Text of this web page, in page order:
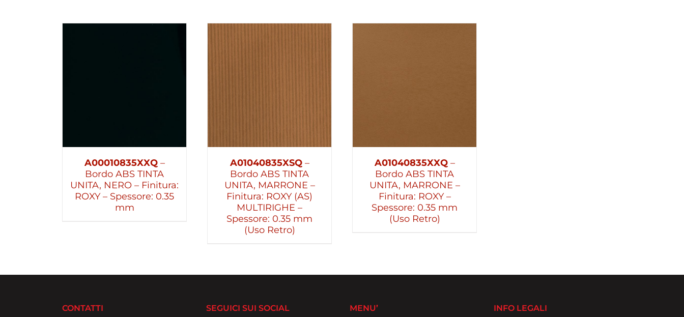
A00010835XXQ–
Bordo ABS TINTA
UNITA, NERO – Finitura:
ROXY – Spessore: 0.35
mm
A01040835XSQ–
Bordo ABS TINTA
UNITA, MARRONE –
Finitura: ROXY (AS)
MULTIRIGHE –
Spessore: 0.35 mm
(Uso Retro)
A01040835XXQ–
Bordo ABS TINTA
UNITA, MARRONE –
Finitura: ROXY –
Spessore: 0.35 mm
(Uso Retro)
CONTATTI SEGUICI SUI SOCIAL MENU’ INFO LEGALI